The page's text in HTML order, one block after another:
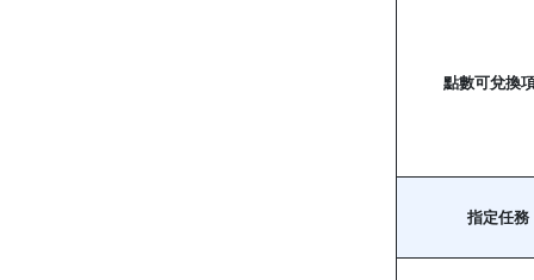
點數可兌換
指定任務